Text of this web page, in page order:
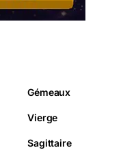
Gémeaux
Vierge
Sagittaire